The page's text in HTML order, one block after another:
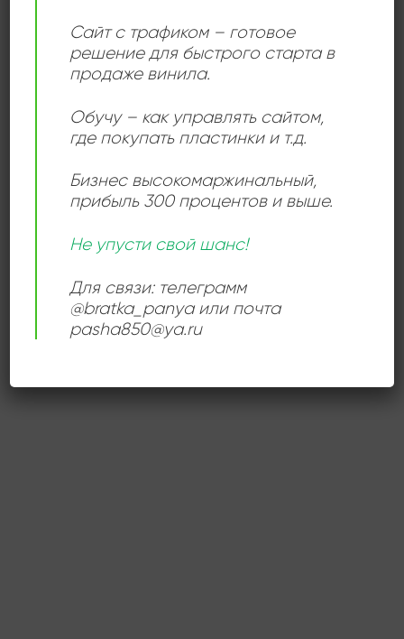
ДЕТАЛИ
ИСПОЛНИТЕЛЬ John Farnham
СОСТОЯНИЕ Good Plus (G+)
РАЗМЕР ПЛАСТИНКИ 12 дюймов
Сайт с трафиком – готовое
решение для быстрого старта в
продаже винила.
Обучу – как управлять сайтом,
где покупать пластинки и т.д.
Бизнес высокомаржинальный,
прибыль 300 процентов и выше.
Не упусти свой шанс!
Для связи: телеграмм
@bratka_panya или почта
pasha850@ya.ru